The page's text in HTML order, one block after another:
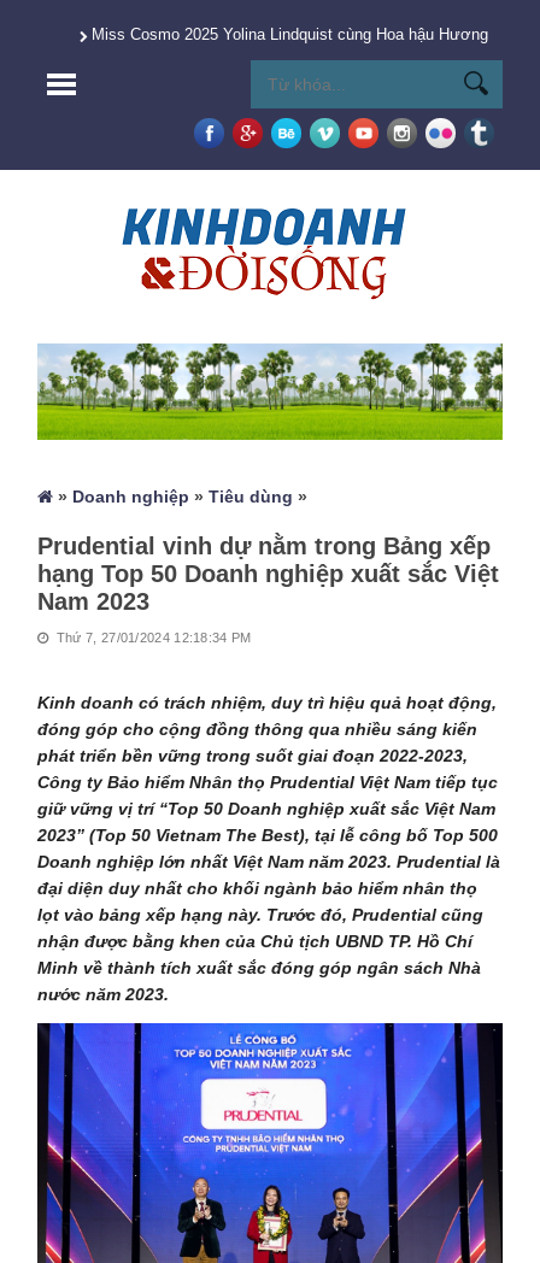
Miss Cosmo 2025 Yolina Lindquist cùng Hoa hậu Hương
» Doanh nghiệp »Tiêu dùng »
Prudential vinh dự nằm trong Bảng xếp
hạng Top 50 Doanh nghiệp xuất sắc Việt
Nam 2023
Thứ 7, 27/01/2024 12:18:34 PM
Kinh doanh có trách nhiệm, duy trì hiệu quả hoạt động,
đóng góp cho cộng đồng thông qua nhiều sáng kiến
phát triển bền vững trong suốt giai đoạn 2022-2023,
Công ty Bảo hiểm Nhân thọ Prudential Việt Nam tiếp tục
giữ vững vị trí “Top 50 Doanh nghiệp xuất sắc Việt Nam
2023” (Top 50 Vietnam The Best), tại lễ công bố Top 500
Doanh nghiệp lớn nhất Việt Nam năm 2023. Prudential là
đại diện duy nhất cho khối ngành bảo hiểm nhân thọ
lọt vào bảng xếp hạng này. Trước đó, Prudential cũng
nhận được bằng khen của Chủ tịch UBND TP. Hồ Chí
Minh về thành tích xuất sắc đóng góp ngân sách Nhà
nước năm 2023.